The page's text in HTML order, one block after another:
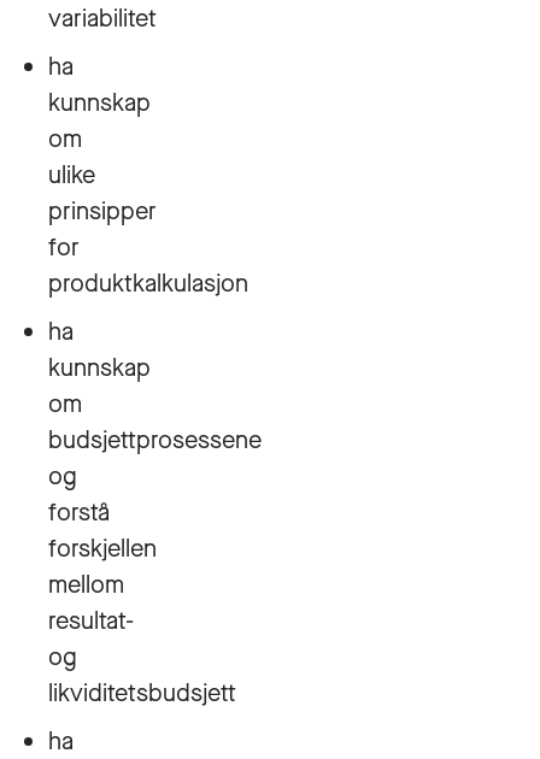
variabilitet
ha
kunnskap
om
ulike
prinsipper
for
produktkalkulasjon
ha
kunnskap
om
budsjettprosessene
og
forstå
forskjellen
mellom
resultat-
og
likviditetsbudsjett
ha